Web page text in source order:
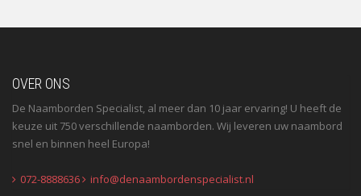
OVER ONS
De Naamborden Specialist, al meer dan 10 jaar ervaring! U heeft de
keuze uit 750 verschillende naamborden. Wij leveren uw naambord
snel en binnen heel Europa!
072-8888636 info@denaambordenspecialist.nl